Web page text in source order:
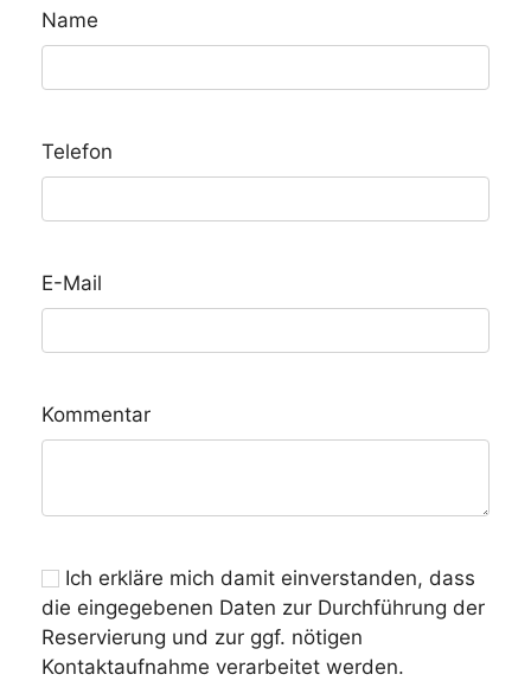
Name
Telefon
E-Mail
Kommentar
Ich erkläre mich damit einverstanden, dass
die eingegebenen Daten zur Durchführung der
Reservierung und zur ggf. nötigen
Kontaktaufnahme verarbeitet werden.